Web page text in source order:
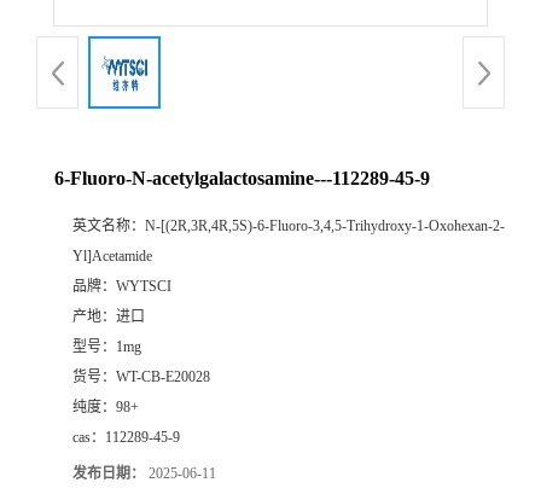
6-Fluoro-N-acetylgalactosamine---112289-45-9
英文名称： N-[(2R,3R,4R,5S)-6-Fluoro-3,4,5-Trihydroxy-1-Oxohexan-2-
Yl]Acetamide
品牌： WYTSCI
产地： 进口
型号： 1mg
货号： WT-CB-E20028
纯度： 98+
cas： 112289-45-9
发布日期： 2025-06-11